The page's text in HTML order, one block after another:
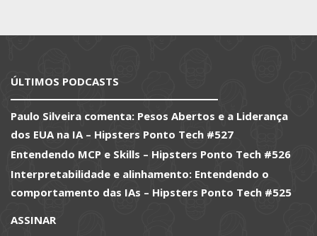
ÚLTIMOS PODCASTS
Paulo Silveira comenta: Pesos Abertos e a Liderança
dos EUA na IA – Hipsters Ponto Tech #527
Entendendo MCP e Skills – Hipsters Ponto Tech #526
Interpretabilidade e alinhamento: Entendendo o
comportamento das IAs – Hipsters Ponto Tech #525
ASSINAR